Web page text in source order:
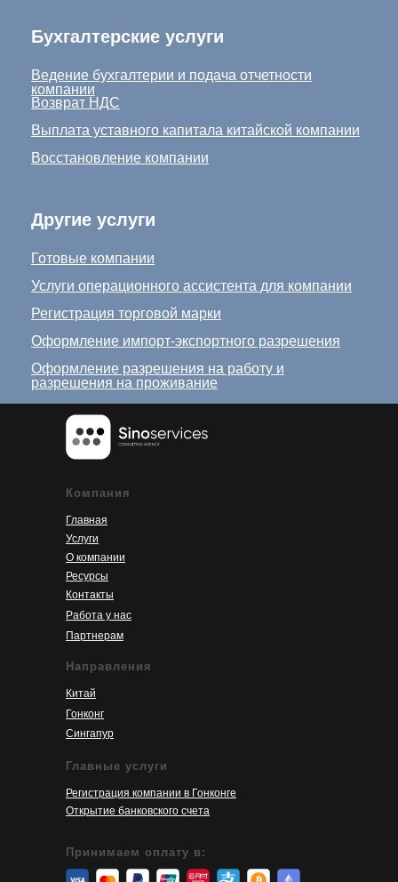
Бухгалтерские услуги
Ведение бухгалтерии и подача отчетности
компании
Возврат НДС
Выплата уставного капитала китайской компании
Восстановление компании
Другие услуги
Готовые компании
Регистрация торговой марки
Услуги операционного ассистента для компании
Оформление импорт-экспортного разрешения
Оформление разрешения на работу и
разрешения на проживание
Компания
Главная
Направления
Китай
Главные услуги
Регистрация компании в Гонконге
Принимаем оплату в:
Контакты
Открытие банковского счета
Услуги
О компании
Ресурсы
Работа у нас
Партнерам
Гонконг
Сингапур